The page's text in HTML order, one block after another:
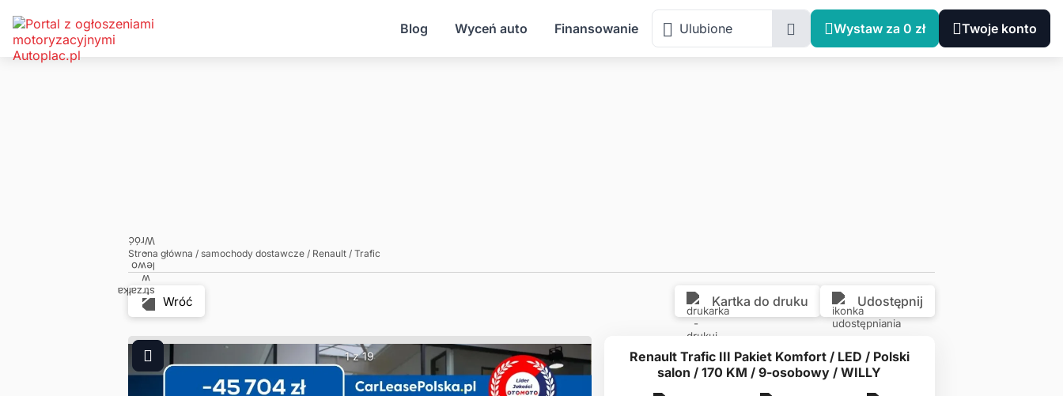
Blog Wyceń auto Finansowanie Ulubione Wystaw za 0 zł Twoje konto
Śląskie, Katowice, Wojciecha Korfantego 138A
Strona główna / samochody dostawcze / Renault / Trafic
Wróć Kartka do druku Udostępnij
1 z 19
Renault Trafic III Pakiet Komfort / LED / Polski
salon / 170 KM / 9-osobowy / WILLY